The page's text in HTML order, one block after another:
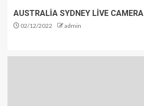
AUSTRALİA SYDNEY LİVE CAMERA
02/12/2022 admin